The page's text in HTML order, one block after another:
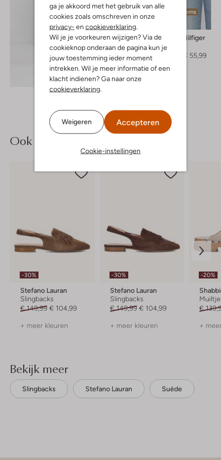
ga je akkoord met het gebruik van alle
cookies zoals omschreven in onze
privacy- en cookieverklaring
Wil je je voorkeuren wijzigen? Via de
cookieknop onderaan de pagina kun je
jouw toestemming ieder moment
intrekken. Wil je meer informatie of een
klacht indienen? Ga naar onze
cookieverklaring
Weigeren Accepteren
Cookie-instellingen
Ontdek de look
Laatste items
Tommy Hilfiger
Polo
€ 55,99
Ook iets voor jou?
-30%
Stefano Lauran
Slingbacks
€ 149,99 € 104,99
+ meer kleuren
-30%
Stefano Lauran
Slingbacks
€ 149,99 € 104,99
+ meer kleuren
-20%
€
+
Bekijk meer
Slingbacks Stefano Lauran Suède